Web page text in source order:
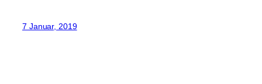
Helsinki: Auto-frei bis 2025